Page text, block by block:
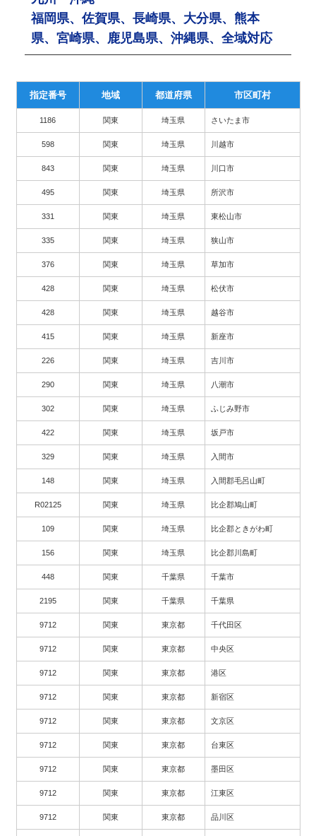
福岡県、佐賀県、長崎県、大分県、熊本
県、宮崎県、鹿児島県、沖縄県、全域対応
指定番号 地域 都道府県 市区町村
1186 関東 埼玉県 さいたま市
598 関東 埼玉県 川越市
843 関東 埼玉県 川口市
495 関東 埼玉県 所沢市
331 関東 埼玉県 東松山市
335 関東 埼玉県 狭山市
376 関東 埼玉県 草加市
428 関東 埼玉県 松伏市
428 関東 埼玉県 越谷市
415 関東 埼玉県 新座市
226 関東 埼玉県 吉川市
290 関東 埼玉県 八潮市
302 関東 埼玉県 ふじみ野市
422 関東 埼玉県 坂戸市
329 関東 埼玉県 入間市
148 関東 埼玉県 入間郡毛呂山町
R02125 関東 埼玉県 比企郡鳩山町
109 関東 埼玉県 比企郡ときがわ町
156 関東 埼玉県 比企郡川島町
448 関東 千葉県 千葉市
2195 関東 千葉県 千葉県
9712 関東 東京都 千代田区
9712 関東 東京都 中央区
9712 関東 東京都 港区
9712 関東 東京都 新宿区
9712 関東 東京都 文京区
9712 関東 東京都 台東区
9712 関東 東京都 墨田区
9712 関東 東京都 江東区
9712 関東 東京都 品川区